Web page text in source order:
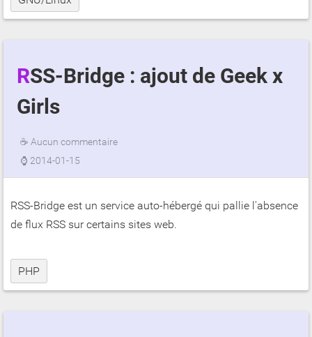
RSS-Bridge : ajout de Geek x
Girls
☕ Aucun commentaire
⌚ 2014-01-15
RSS-Bridge est un service auto-hébergé qui pallie l'absence
de flux RSS sur certains sites web.
PHP